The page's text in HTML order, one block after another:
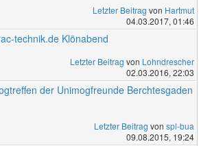
Letzter Beitrag von Hartmut
04.03.2017, 01:46
technik.de Klönabend
Letzter Beitrag von Lohndrescher
02.03.2016, 22:03
der Unimogfreunde Berchtesgaden
Letzter Beitrag von spl-bua
09.08.2015, 19:24